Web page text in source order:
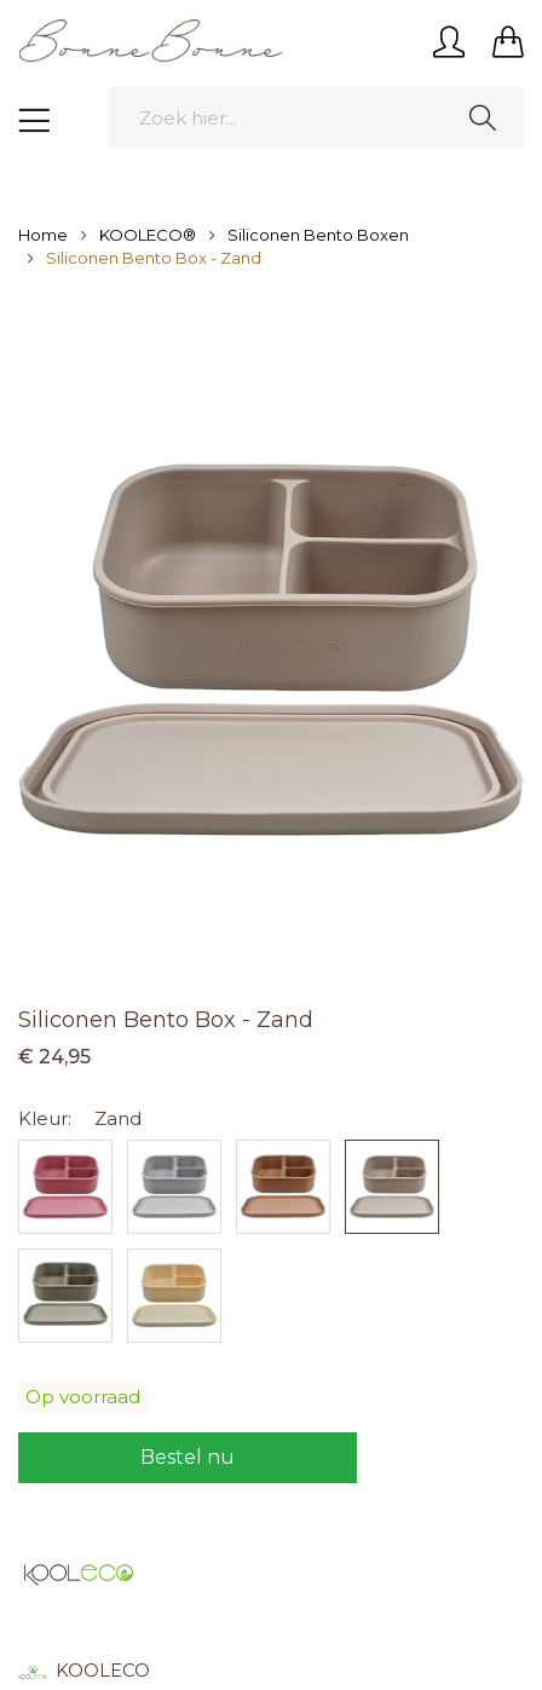
Home KOOLECO®
Siliconen Bento Boxen
Siliconen Bento Box - Zand
Siliconen Bento Box - Zand
€ 24,95
Kleur: Zand
Op voorraad
Bestel nu
KOOLECO